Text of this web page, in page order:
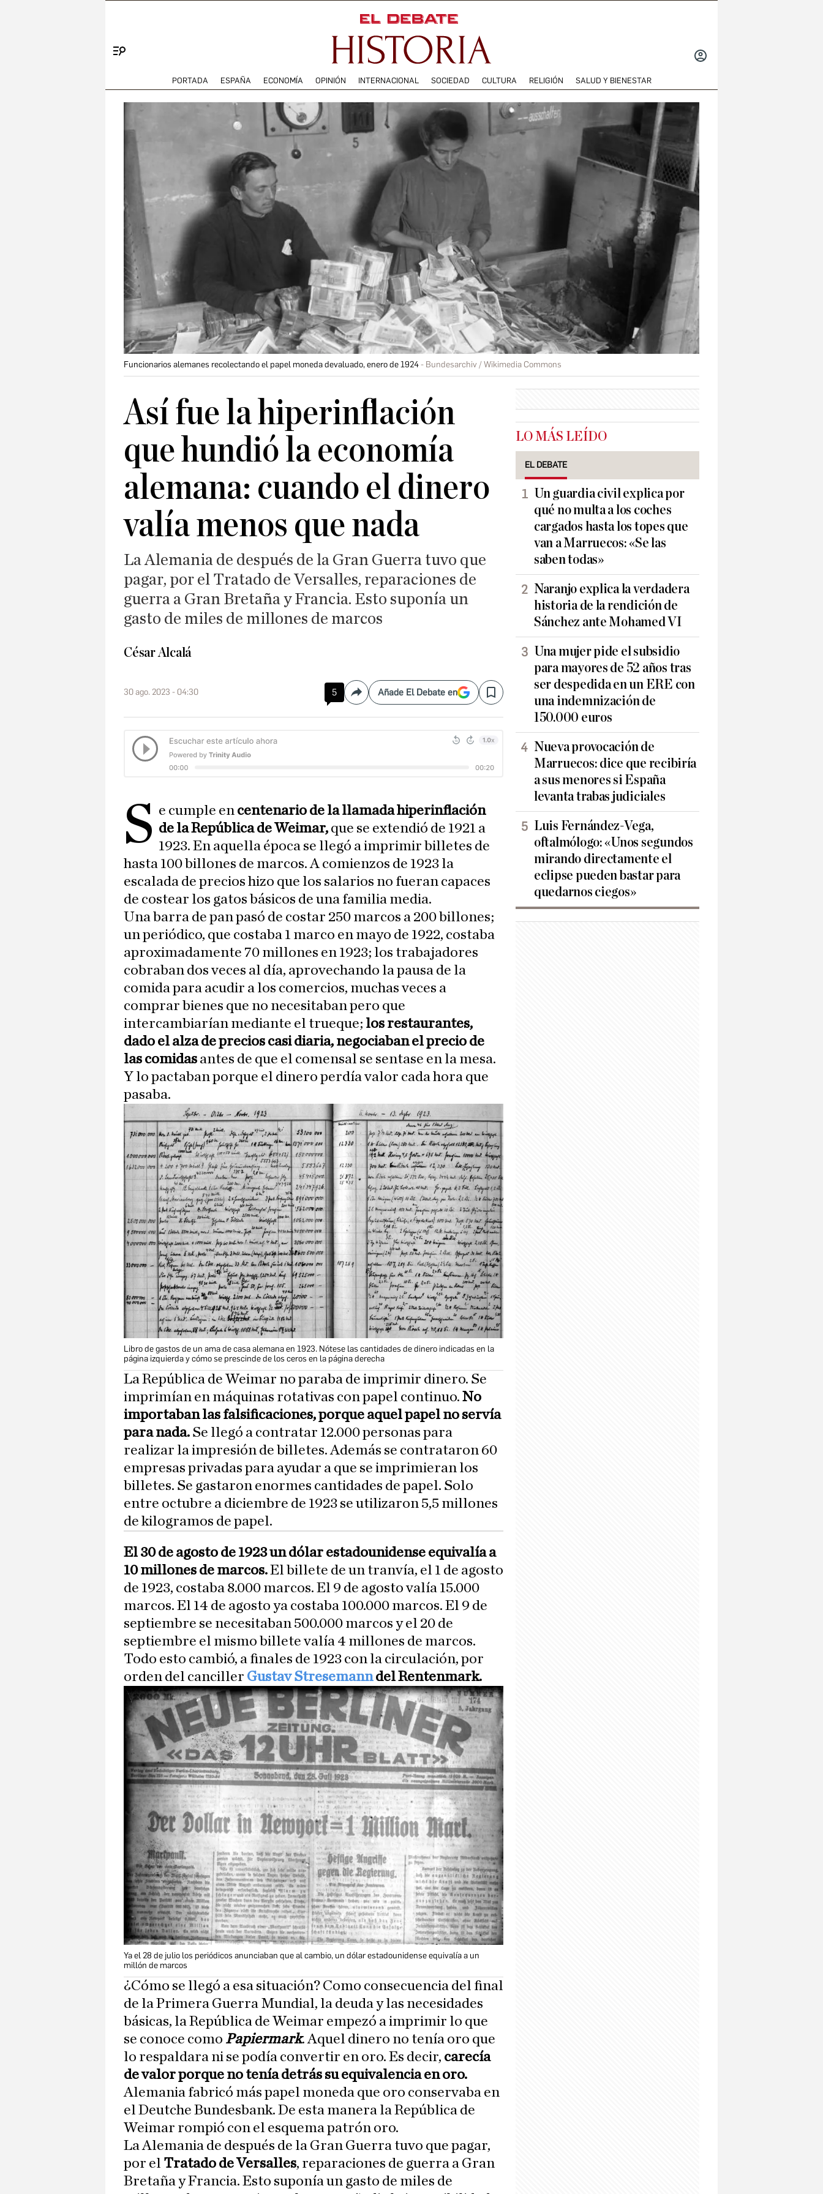
PORTADA ESPAÑA ECONOMÍA OPINIÓN INTERNACIONAL SOCIEDAD CULTURA RELIGIÓN SALUD Y BIENESTAR
Funcionarios alemanes recolectando el papel moneda devaluado, enero de 1924 Bundesarchiv / Wikimedia Commons
Así fue la hiperinflación
que hundió la economía
alemana: cuando el dinero
valía menos que nada
La Alemania de después de la Gran Guerra tuvo que
pagar, por el Tratado de Versalles, reparaciones de
guerra a Gran Bretaña y Francia. Esto suponía un
gasto de miles de millones de marcos
César Alcalá
30 ago. 2023 - 04:30 5 CompartirAñade El Debate en Save
S e cumple en centenario de la llamada hiperinflación
de la República de Weimar, que se extendió de 1921 a
1923. En aquella época se llegó a imprimir billetes de
hasta 100 billones de marcos. A comienzos de 1923 la
escalada de precios hizo que los salarios no fueran capaces
de costear los gatos básicos de una familia media.
Una barra de pan pasó de costar 250 marcos a 200 billones;
un periódico, que costaba 1 marco en mayo de 1922, costaba
aproximadamente 70 millones en 1923; los trabajadores
cobraban dos veces al día, aprovechando la pausa de la
comida para acudir a los comercios, muchas veces a
comprar bienes que no necesitaban pero que
intercambiarían mediante el trueque; los restaurantes,
dado el alza de precios casi diaria, negociaban el precio de
las comidas antes de que el comensal se sentase en la mesa.
Y lo pactaban porque el dinero perdía valor cada hora que
pasaba.
Libro de gastos de un ama de casa alemana en 1923. Nótese las cantidades de dinero indicadas en la
página izquierda y cómo se prescinde de los ceros en la página derecha
La República de Weimar no paraba de imprimir dinero. Se
imprimían en máquinas rotativas con papel continuo. No
importaban las falsificaciones, porque aquel papel no servía
para nada. Se llegó a contratar 12.000 personas para
realizar la impresión de billetes. Además se contrataron 60
empresas privadas para ayudar a que se imprimieran los
billetes. Se gastaron enormes cantidades de papel. Solo
entre octubre a diciembre de 1923 se utilizaron 5,5 millones
de kilogramos de papel.
El 30 de agosto de 1923 un dólar estadounidense equivalía a
10 millones de marcos.El billete de un tranvía, el 1 de agosto
de 1923, costaba 8.000 marcos. El 9 de agosto valía 15.000
marcos. El 14 de agosto ya costaba 100.000 marcos. El 9 de
septiembre se necesitaban 500.000 marcos y el 20 de
septiembre el mismo billete valía 4 millones de marcos.
Todo esto cambió, a finales de 1923 con la circulación, por
orden del canciller Gustav Stresemanndel Rentenmark.
Ya el 28 de julio los periódicos anunciaban que al cambio, un dólar estadounidense equivalía a un
millón de marcos
¿Cómo se llegó a esa situación? Como consecuencia del final
de la Primera Guerra Mundial, la deuda y las necesidades
básicas, la República de Weimar empezó a imprimir lo que
se conoce como Papiermark. Aquel dinero no tenía oro que
lo respaldara ni se podía convertir en oro. Es decir, carecía
de valor porque no tenía detrás su equivalencia en oro.
Alemania fabricó más papel moneda que oro conservaba en
el Deutche Bundesbank. De esta manera la República de
Weimar rompió con el esquema patrón oro.
La Alemania de después de la Gran Guerra tuvo que pagar,
por el Tratado de Versalles, reparaciones de guerra a Gran
Bretaña y Francia. Esto suponía un gasto de miles de
LO MÁS LEÍDO
EL DEBATE
Un guardia civil explica por
qué no multa a los coches
cargados hasta los topes que
van a Marruecos: «Se las
saben todas»
Naranjo explica la verdadera
historia de la rendición de
Sánchez ante Mohamed VI
Una mujer pide el subsidio
para mayores de 52 años tras
ser despedida en un ERE con
una indemnización de
150.000 euros
Nueva provocación de
Marruecos: dice que recibiría
a sus menores si España
levanta trabas judiciales
Luis Fernández-Vega,
oftalmólogo: «Unos segundos
mirando directamente el
eclipse pueden bastar para
quedarnos ciegos»